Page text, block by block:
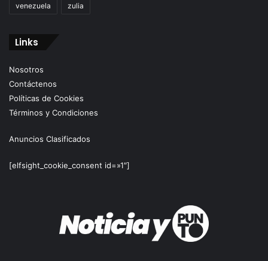
venezuela zulia
Links
Nosotros
Contáctenos
Políticas de Cookies
Términos y Condiciones
Anuncios Clasificados
[elfsight_cookie_consent id=»1″]